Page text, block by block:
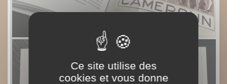
Ce site utilise des
cookies et vous donne